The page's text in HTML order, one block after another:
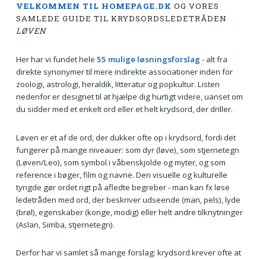
VELKOMMEN TIL HOMEPAGE.DK OG VORES
SAMLEDE GUIDE TIL KRYDSORDSLEDETRÅDEN
LØVEN
Her har vi fundet hele 55 mulige løsningsforslag - alt fra
direkte synonymer til mere indirekte associationer inden for
zoologi, astrologi, heraldik, litteratur og popkultur. Listen
nedenfor er designet til at hjælpe dig hurtigt videre, uanset om
du sidder med et enkelt ord eller et helt krydsord, der driller.
Løven er et af de ord, der dukker ofte op i krydsord, fordi det
fungerer på mange niveauer: som dyr (løve), som stjernetegn
(Løven/Leo), som symbol i våbenskjolde og myter, og som
reference i bøger, film og navne. Den visuelle og kulturelle
tyngde gør ordet rigt på afledte begreber - man kan fx løse
ledetråden med ord, der beskriver udseende (man, pels), lyde
(brøl), egenskaber (konge, modig) eller helt andre tilknytninger
(Aslan, Simba, stjernetegn).
Derfor har vi samlet så mange forslag: krydsord krever ofte at